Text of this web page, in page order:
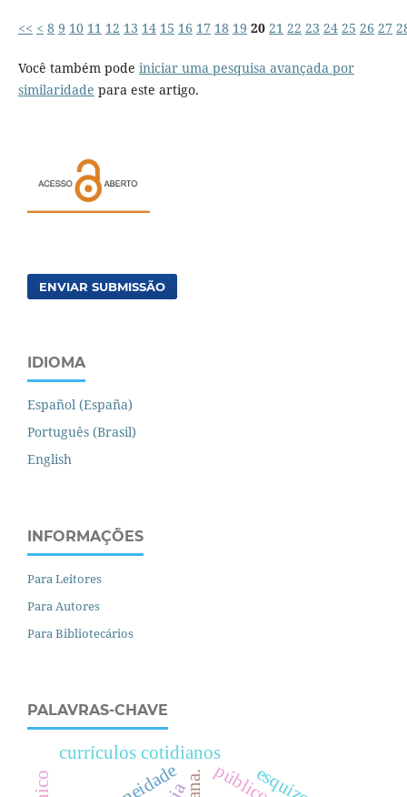
<< < 8 9 10 11 12 13 14 15 16 17 18 19 20 21 22 23 24 25 26 27
Você também pode iniciar uma pesquisa avançada por
similaridade para este artigo.
ENVIAR SUBMISSÃO
IDIOMA
Español (España)
Português (Brasil)
English
INFORMAÇÕES
Para Leitores
Para Autores
Para Bibliotecários
PALAVRAS-CHAVE
currículos cotidianos